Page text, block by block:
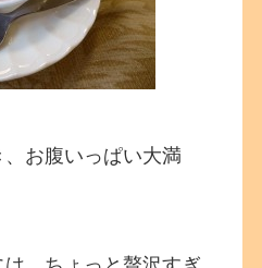
お腹いっぱい大満